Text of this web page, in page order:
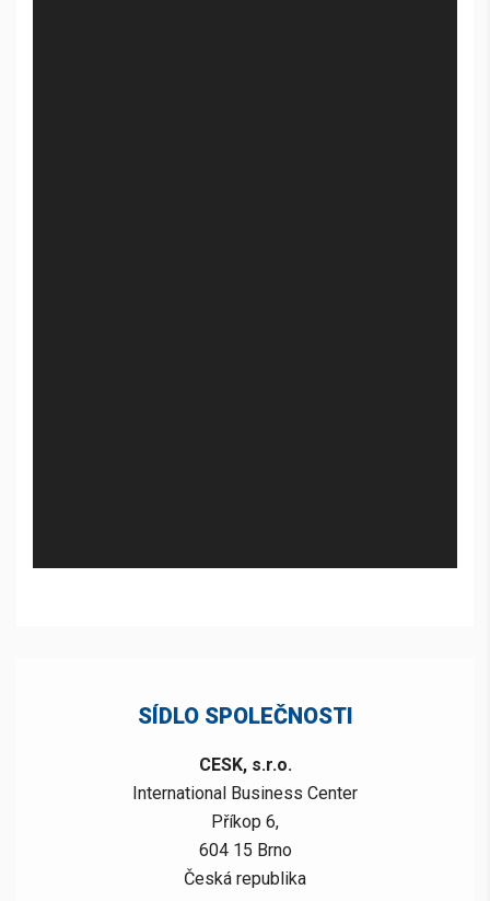
SÍDLO SPOLEČNOSTI
CESK, s.r.o.
International Business Center
Příkop 6,
604 15 Brno
Česká republika